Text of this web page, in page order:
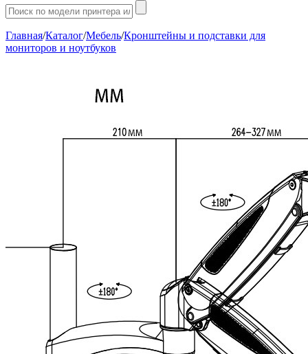
Главная/Каталог/Мебель/Кронштейны и подставки для
мониторов и ноутбуков